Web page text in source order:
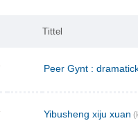
Tittel
Peer Gynt :
Yibusheng xiju xuan